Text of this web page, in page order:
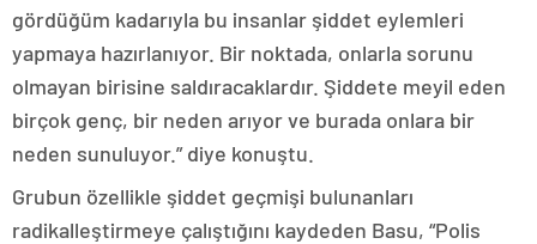
gördüğüm kadarıyla bu insanlar şiddet eylemleri
yapmaya hazırlanıyor. Bir noktada, onlarla sorunu
olmayan birisine saldıracaklardır. Şiddete meyil eden
birçok genç, bir neden arıyor ve burada onlara bir
neden sunuluyor.” diye konuştu.
Grubun özellikle şiddet geçmişi bulunanları
radikalleştirmeye çalıştığını kaydeden Basu, “Polis